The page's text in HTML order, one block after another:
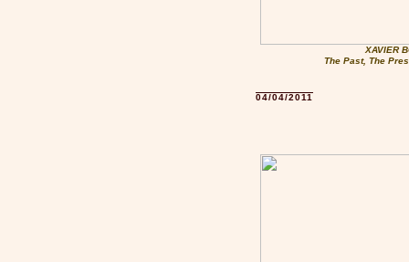
XAVIER
The Past, The
04/04/2011